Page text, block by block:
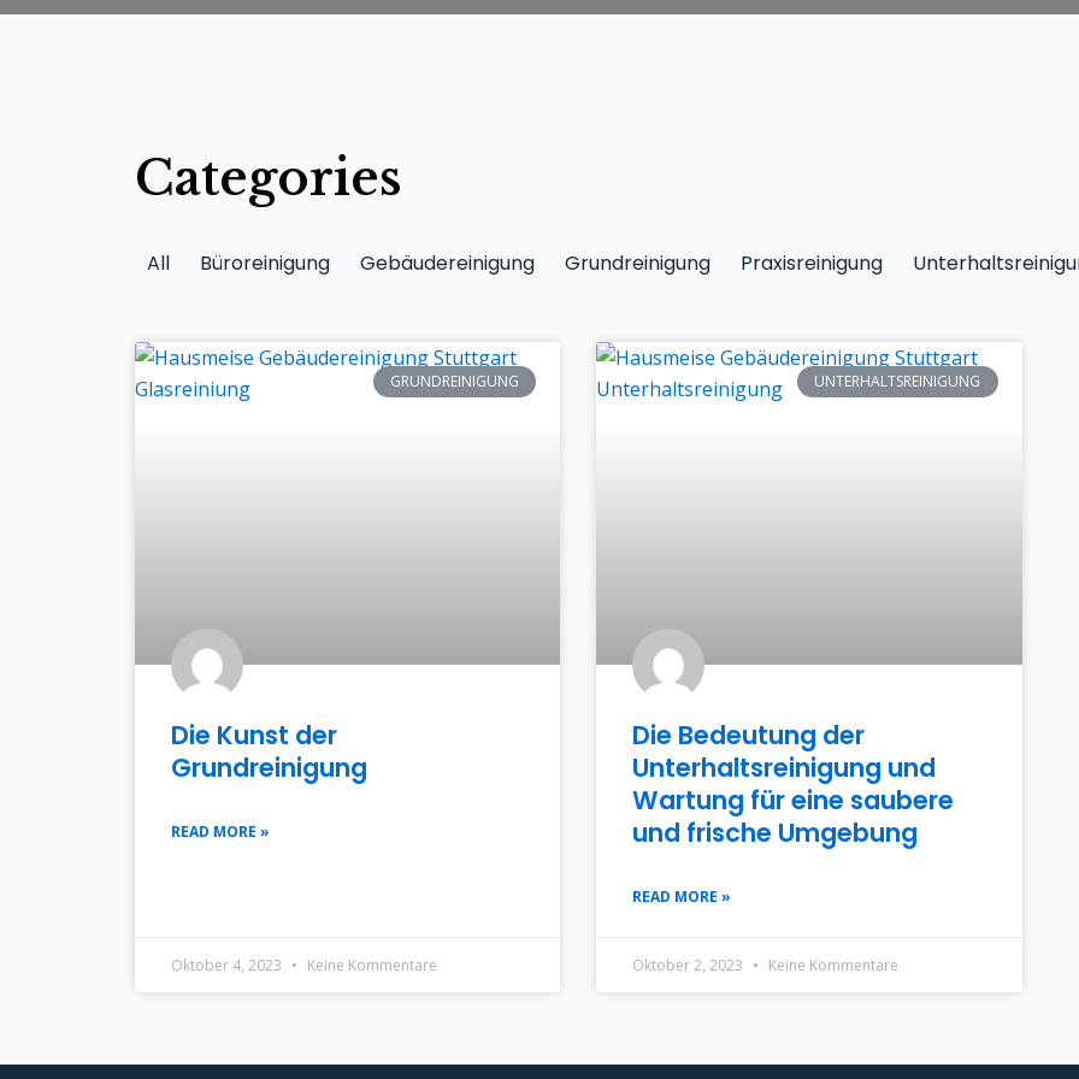
Categories
All Büroreinigung Gebäudereinigung Grundreinigung Praxisreinigung
GRUNDREINIGUNG
Die Kunst der
Grundreinigung
READ MORE »
Oktober 4, 2023 Keine Kommentare
UNTERHALTSREINIGUNG
Die Bedeutung der
Unterhaltsreinigung und
Wartung für eine saubere
und frische Umgebung
READ MORE »
Oktober 2, 2023 Keine Kommentare